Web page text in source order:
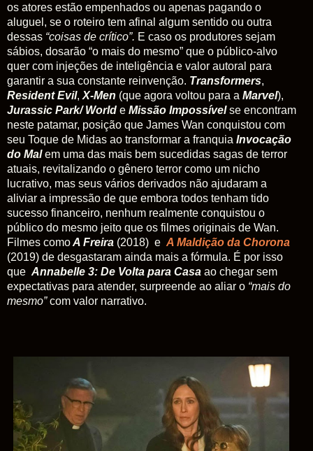
os atores estão empenhados ou apenas pagando o
aluguel, se o roteiro tem afinal algum sentido ou outra
dessas “coisas de crítico”. E caso os produtores sejam
sábios, dosarão “o mais do mesmo” que o público-alvo
quer com injeções de inteligência e valor autoral para
garantir a sua constante reinvenção. Transformers,
Resident Evil, X-Men (que agora voltou para a Marvel),
Jurassic Park/ World e Missão Impossívelse encontram
neste patamar, posição que James Wan conquistou com
seu Toque de Midas ao transformar a franquia Invocação
do Malem uma das mais bem sucedidas sagas de terror
atuais, revitalizando o gênero terror como um nicho
lucrativo, mas seus vários derivados não ajudaram a
aliviar a impressão de que embora todos tenham tido
sucesso financeiro, nenhum realmente conquistou o
público do mesmo jeito que os filmes originais de Wan.
Filmes comoA Freira (2018) e A Maldição da Chorona
(2019) de desgastaram ainda mais a fórmula. É por isso
que Annabelle 3: De Volta para Casa ao chegar sem
expectativas para atender, surpreende ao aliar o “mais do
mesmo”com valor narrativo.